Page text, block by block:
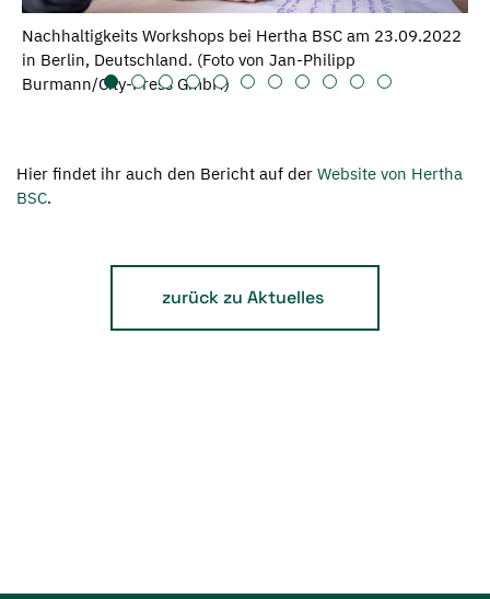
Nachhaltigkeits Workshops bei Hertha BSC am 23.09.2022
in Berlin, Deutschland. (Foto von Jan-Philipp
Burmann/City-Press GmbH)
Hier findet ihr auch den Bericht auf der Website von Hertha
BSC.
zurück zu Aktuelles